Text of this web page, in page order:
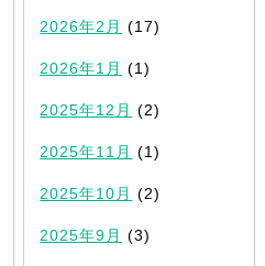
2026年2月 (17)
2026年1月 (1)
2025年12月 (2)
2025年11月 (1)
2025年10月 (2)
2025年9月 (3)